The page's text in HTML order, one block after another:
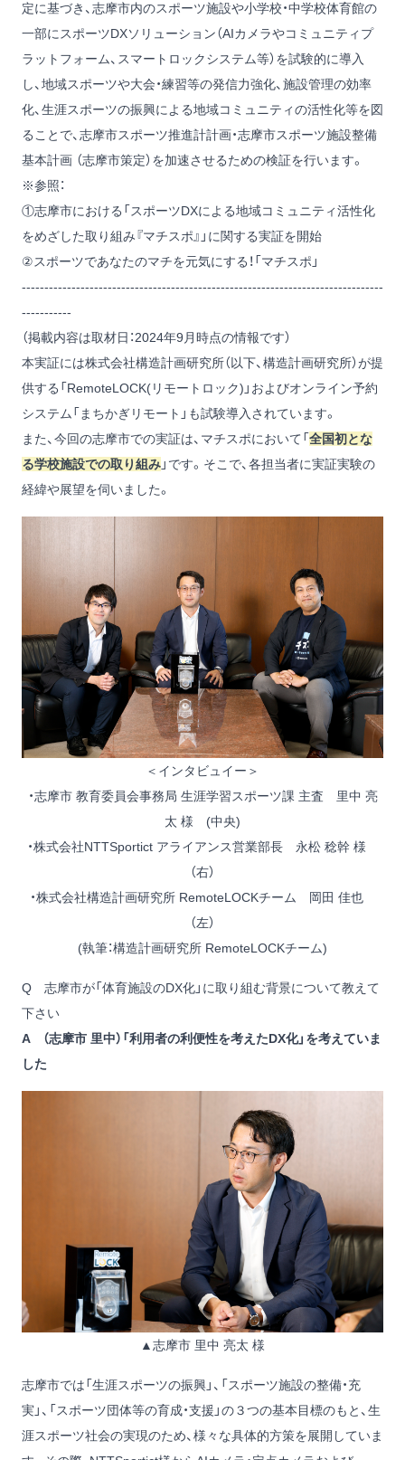
定に基づき、志摩市内のスポーツ施設や⼩学校・中学校体育館の
⼀部にスポーツDXソリューション（AIカメラやコミュニティプ
ラットフォーム、スマートロックシステム等）を試験的に導⼊
し、地域スポーツや⼤会・練習等の発信⼒強化、施設管理の効率
化、⽣涯スポーツの振興による地域コミュニティの活性化等を図
ることで、志摩市スポーツ推進計計画・志摩市スポーツ施設整備
基本計画 （志摩市策定）を加速させるための検証を⾏います。
※参照：
①志摩市における「スポーツDXによる地域コミュニティ活性化
をめざした取り組み『マチスポ』」に関する実証を開始
②スポーツであなたのマチを元気にする！「マチスポ」
--------------------------------------------------------------------------------
-----------
（掲載内容は取材日：2024年9月時点の情報です）
本実証には株式会社構造計画研究所（以下、構造計画研究所）が提
供する「RemoteLOCK(リモートロック)」およびオンライン予約
システム「まちかぎリモート」も試験導入されています。
また、今回の志摩市での実証は、マチスポにおいて「 全国初とな
る学校施設での取り組み」です。そこで、各担当者に実証実験の
経緯や展望を伺いました。
＜インタビュイー＞
・志摩市 教育委員会事務局 生涯学習スポーツ課 主査 里中 亮
太 様 (中央)
・株式会社NTTSportict アライアンス営業部長 永松 稔幹 様
（右）
・株式会社構造計画研究所 RemoteLOCKチーム 岡田 佳也
（左）
(執筆：構造計画研究所 RemoteLOCKチーム)
Q 志摩市が「体育施設のDX化」に取り組む背景について教えて
下さい
A （志摩市 里中）「利用者の利便性を考えたDX化」を考えていま
した
▲志摩市 里中 亮太 様
志摩市では「⽣涯スポーツの振興」、「スポーツ施設の整備・充
実」、「スポーツ団体等の育成・⽀援」の３つの基本⽬標のもと、⽣
涯スポーツ社会の実現のため、様々な具体的⽅策を展開していま